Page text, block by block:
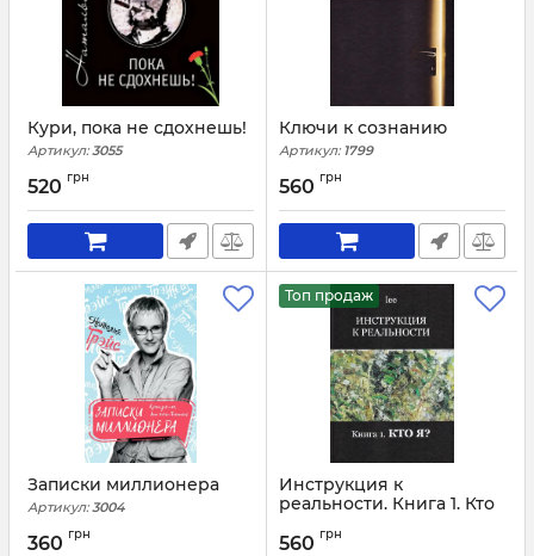
Кури, пока не сдохнешь!
Артикул: 3055
520 грн
Ключи к сознанию
Артикул: 1799
560 грн
Записки миллионера
Артикул: 3004
360 грн
Топ продаж
Инструкция к
реальности. Книга 1. Кто
Артикул:
560 грн